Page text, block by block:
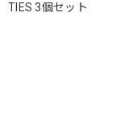
TIES 3個セット